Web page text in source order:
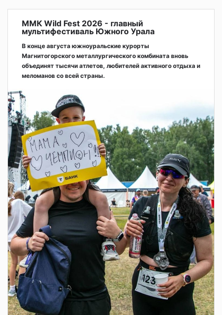
ММК Wild Fest 2026 - главный
мультифестиваль Южного Урала
В конце августа южноуральские курорты
Магнитогорского металлургического комбината вновь
объединят тысячи атлетов, любителей активного отдыха и
меломанов со всей страны.